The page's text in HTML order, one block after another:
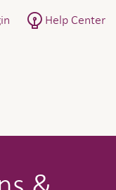
Help Center